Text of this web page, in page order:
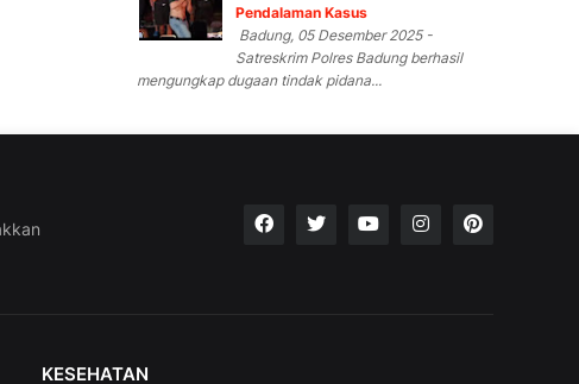
Pendalaman Kasus
Badung, 05 Desember 2025 -
Satreskrim Polres Badung berhasil
mengungkap dugaan tindak pidana...
KESEHATAN